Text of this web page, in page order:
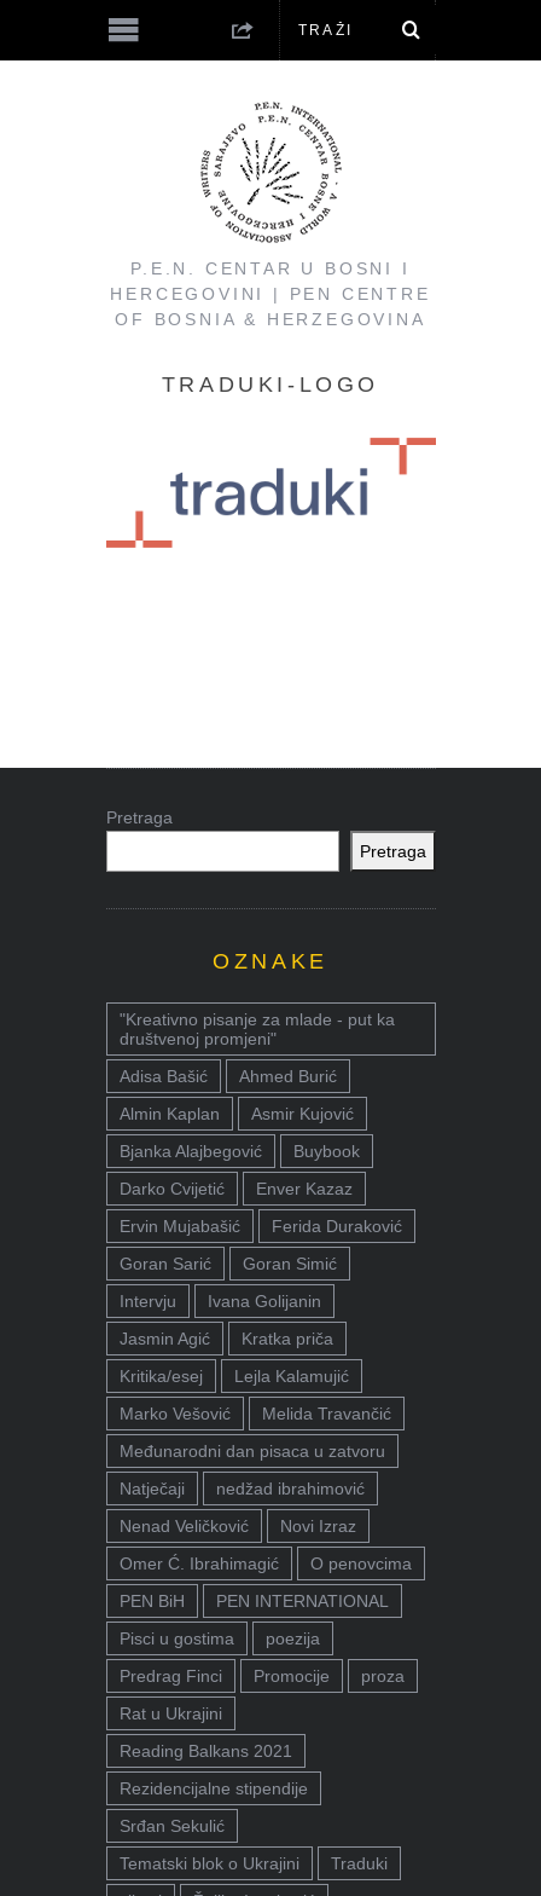
P.E.N. CENTAR U BOSNI I
HERCEGOVINI | PEN CENTRE
OF BOSNIA & HERZEGOVINA
TRADUKI-LOGO
Pretraga
Pretraga
OZNAKE
"Kreativno pisanje za mlade - put ka
društvenoj promjeni"
Adisa Bašić
Ahmed Burić
Almin Kaplan
Asmir Kujović
Bjanka Alajbegović
Buybook
Darko Cvijetić
Enver Kazaz
Ervin Mujabašić
Ferida Duraković
Goran Sarić
Goran Simić
Intervju
Ivana Golijanin
Jasmin Agić
Kratka priča
Kritika/esej
Lejla Kalamujić
Marko Vešović
Melida Travančić
Međunarodni dan pisaca u zatvoru
Natječaji
nedžad ibrahimović
Nenad Veličković
Novi Izraz
Omer Ć. Ibrahimagić
O penovcima
PEN BiH
PEN INTERNATIONAL
Pisci u gostima
poezija
Predrag Finci
Promocije
proza
Rat u Ukrajini
Reading Balkans 2021
Rezidencijalne stipendije
Srđan Sekulić
Tematski blok o Ukrajini
Traduki